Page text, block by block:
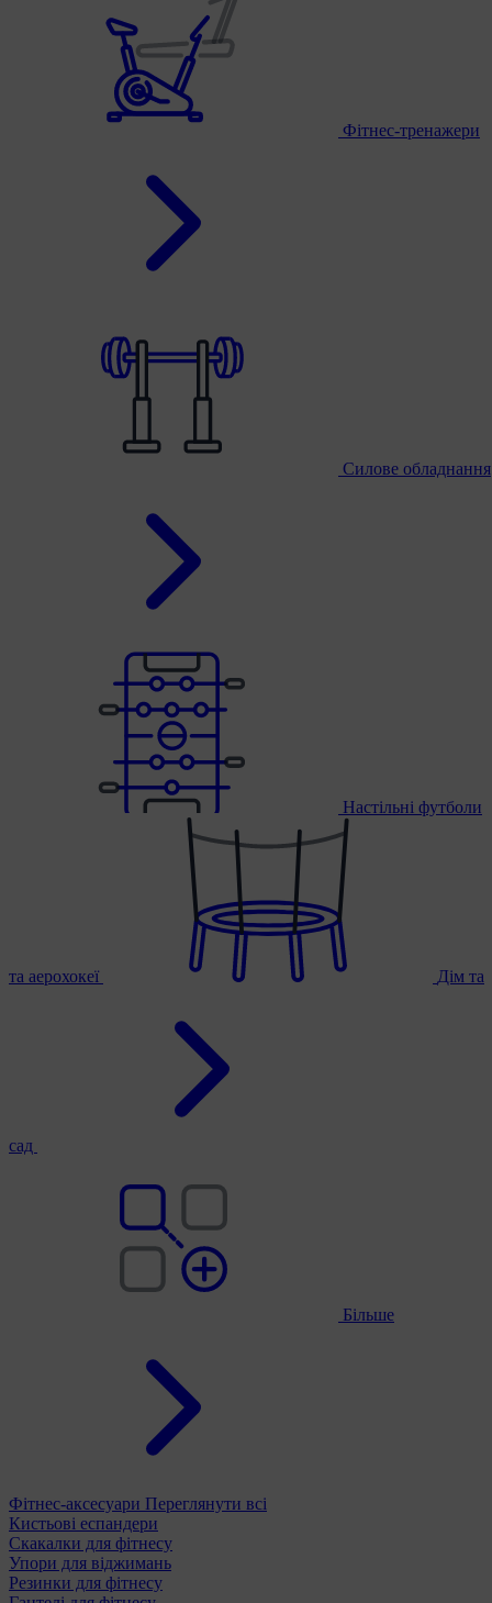
Фітнес-тренажери
Силове обладнання
Настільні футболи
та аерохокеї Дім та
сад
Більше
Фітнес-аксесуари Переглянути всі
Кистьові еспандери
Скакалки для фітнесу
Упори для віджимань
Резинки для фітнесу